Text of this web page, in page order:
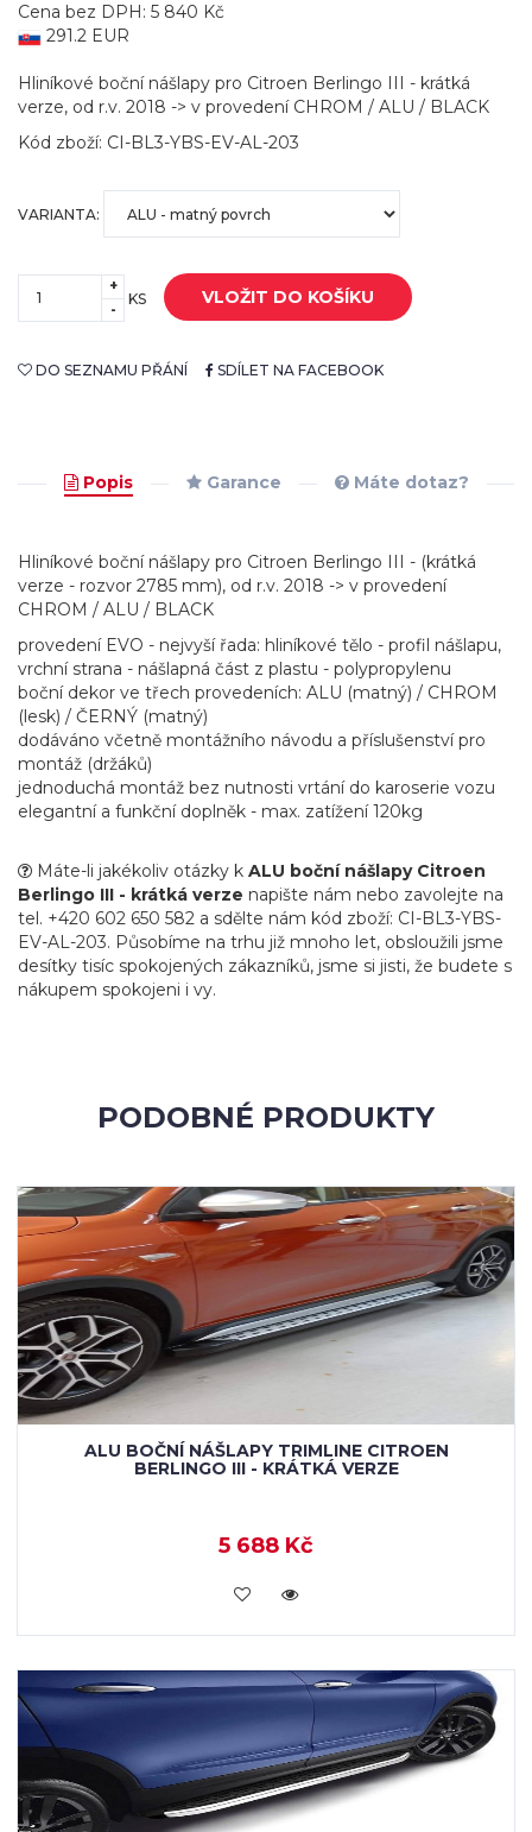
Cena bez DPH: 5 840 Kč
291.2 EUR
Hliníkové boční nášlapy pro Citroen Berlingo III - krátká
verze, od r.v. 2018 -> v provedení CHROM / ALU / BLACK
Kód zboží: CI-BL3-YBS-EV-AL-203
VARIANTA:
+
-
KS VLOŽIT DO KOŠÍKU
DO SEZNAMU PŘÁNÍ SDÍLET NA FACEBOOK
Popis Garance Máte dotaz?
Hliníkové boční nášlapy pro Citroen Berlingo III - (krátká
verze - rozvor 2785 mm), od r.v. 2018 -> v provedení
CHROM / ALU / BLACK
provedení EVO - nejvyší řada: hliníkové tělo - profil nášlapu,
vrchní strana - nášlapná část z plastu - polypropylenu
boční dekor ve třech provedeních: ALU (matný) / CHROM
(lesk) / ČERNÝ (matný)
dodáváno včetně montážního návodu a příslušenství pro
montáž (držáků)
jednoduchá montáž bez nutnosti vrtání do karoserie vozu
elegantní a funkční doplněk - max. zatížení 120kg
Máte-li jakékoliv otázky k ALU boční nášlapy Citroen
Berlingo III - krátká verze napište nám nebo zavolejte na
tel. +420 602 650 582 a sdělte nám kód zboží: CI-BL3-YBS-
EV-AL-203. Působíme na trhu již mnoho let, obsloužili jsme
desítky tisíc spokojených zákazníků, jsme si jisti, že budete s
nákupem spokojeni i vy.
PODOBNÉ PRODUKTY
ALU BOČNÍ NÁŠLAPY TRIMLINE CITROEN
BERLINGO III - KRÁTKÁ VERZE
5 688 Kč
KOUPIT